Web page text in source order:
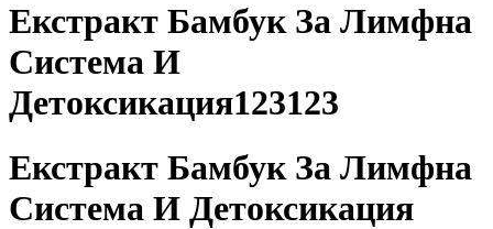
Екстракт Бамбук За Лимфна
Система И
Детоксикация123123
Екстракт Бамбук За Лимфна
Система И Детоксикация